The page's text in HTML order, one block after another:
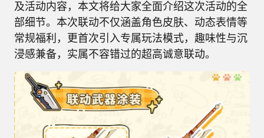
及活动内容，本文将给大家全面介绍这次活动的全
部细节。本次联动不仅涵盖角色皮肤、动态表情等
常规福利，更首次引入专属玩法模式，趣味性与沉
浸感兼备，实属不容错过的超高诚意联动。